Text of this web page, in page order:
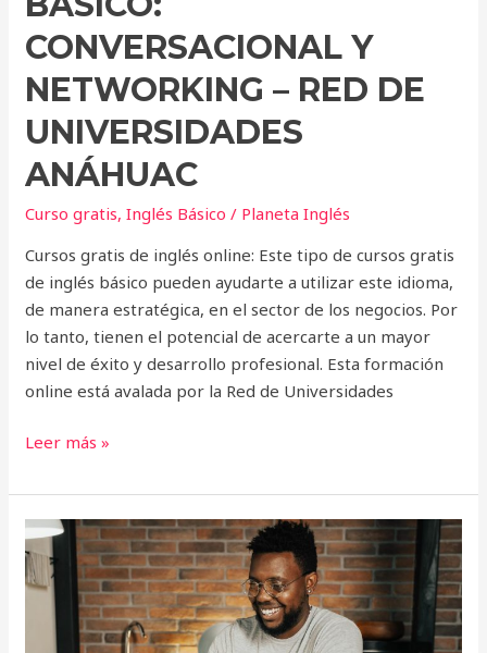
CONVERSACIONAL Y
NETWORKING – RED DE
UNIVERSIDADES
ANÁHUAC
Curso gratis,Inglés Básico / Planeta Inglés
Cursos gratis de inglés online: Este tipo de cursos gratis
de inglés básico pueden ayudarte a utilizar este idioma,
de manera estratégica, en el sector de los negocios. Por
lo tanto, tienen el potencial de acercarte a un mayor
nivel de éxito y desarrollo profesional. Esta formación
online está avalada por la Red de Universidades
Leer más »
Curso
online:
Inglés
para
todos: